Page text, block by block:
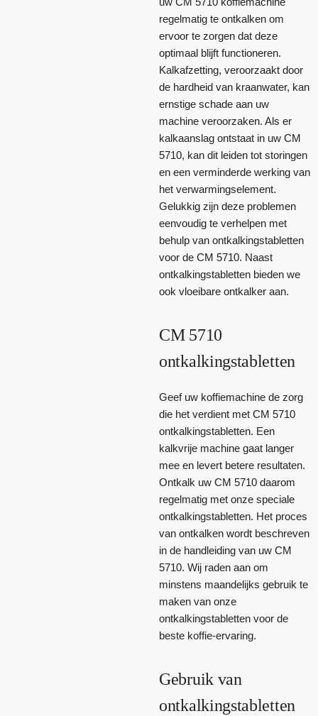
regelmatig te ontkalken om
ervoor te zorgen dat deze
optimaal blijft functioneren.
Kalkafzetting, veroorzaakt door
de hardheid van kraanwater, kan
ernstige schade aan uw
machine veroorzaken. Als er
kalkaanslag ontstaat in uw CM
5710, kan dit leiden tot storingen
en een verminderde werking van
het verwarmingselement.
Gelukkig zijn deze problemen
eenvoudig te verhelpen met
behulp van ontkalkingstabletten
voor de CM 5710. Naast
ontkalkingstabletten bieden we
ook vloeibare ontkalker aan.
CM 5710
ontkalkingstabletten
Geef uw koffiemachine de zorg
die het verdient met CM 5710
ontkalkingstabletten. Een
kalkvrije machine gaat langer
mee en levert betere resultaten.
Ontkalk uw CM 5710 daarom
regelmatig met onze speciale
ontkalkingstabletten. Het proces
van ontkalken wordt beschreven
in de handleiding van uw CM
5710. Wij raden aan om
minstens maandelijks gebruik te
maken van onze
ontkalkingstabletten voor de
beste koffie-ervaring.
Gebruik van
ontkalkingstabletten